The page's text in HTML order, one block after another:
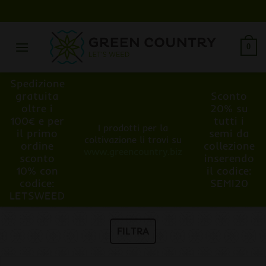
ai
Spedizione
gratuita
oltre i
100€ e per
il primo
ordine
sconto
10% con
codice:
LETSWEED
I prodotti per la
coltivazione li trovi su
Sconto
20% su
tutti i
semi da
collezione
inserendo
il codice:
SEMI20